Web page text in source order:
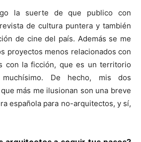
la suerte de que publico con
de cultura puntera y también
de cine del país. Además se me
proyectos menos relacionados con
con la ficción, que es un territorio
De hecho, mis dos
más me ilusionan son una breve
española para no-arquitectos, y sí,